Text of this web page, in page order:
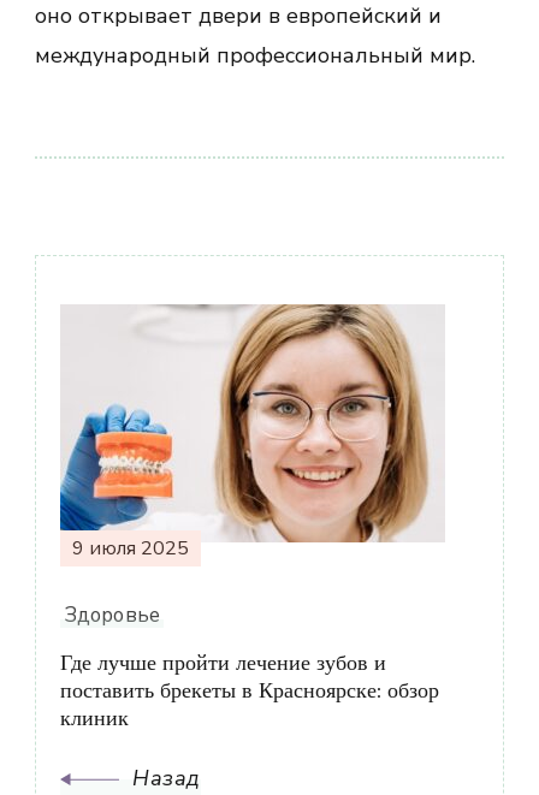
оно открывает двери в европейский и
международный профессиональный мир.
Навигация
по
записям
9 июля 2025
Здоровье
Где лучше пройти лечение зубов и
поставить брекеты в Красноярске: обзор
клиник
Назад